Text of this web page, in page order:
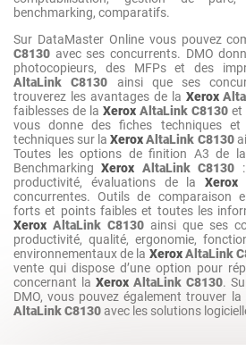
benchmarking, comparatifs.
Sur DataMaster Online vous pouvez
C8130 avec ses concurrents. DMO
photocopieurs, des MFPs et des
AltaLink C8130 ainsi que ses
trouverez les avantages de la Xerox
faiblesses de la Xerox AltaLink C8130 et
vous donne des fiches techniques
techniques sur laXerox AltaLink C8130
Toutes les options de finition A3 de la
BenchmarkingXerox AltaLink C8130
productivité, évaluations de la Xerox
concurrentes. Outils de comparaison
forts et points faibles et toutes les
Xerox AltaLink C8130 ainsi que ses
productivité, qualité, ergonomie,
environnementaux de la Xerox AltaLink
vente qui dispose d’une option pour
concernant la Xerox AltaLink C8130.
DMO, vous pouvez également trouver
AltaLink C8130avec les solutions